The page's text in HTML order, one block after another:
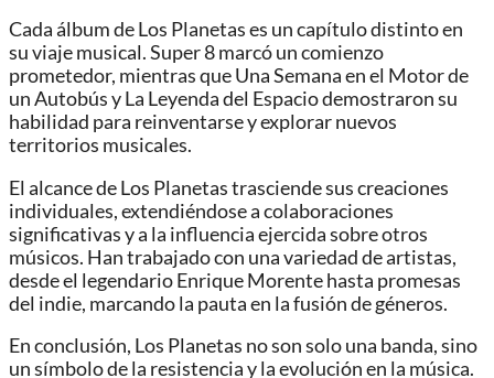
Cada álbum de Los Planetas es un capítulo distinto en
su viaje musical. Super 8 marcó un comienzo
prometedor, mientras que Una Semana en el Motor de
un Autobús y La Leyenda del Espacio demostraron su
habilidad para reinventarse y explorar nuevos
territorios musicales.
El alcance de Los Planetas trasciende sus creaciones
individuales, extendiéndose a colaboraciones
significativas y a la influencia ejercida sobre otros
músicos. Han trabajado con una variedad de artistas,
desde el legendario Enrique Morente hasta promesas
del indie, marcando la pauta en la fusión de géneros.
En conclusión, Los Planetas no son solo una banda, sino
un símbolo de la resistencia y la evolución en la música.